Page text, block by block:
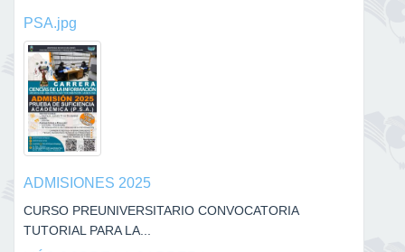
PSA.jpg
ADMISIONES 2025
CURSO PREUNIVERSITARIO CONVOCATORIA
TUTORIAL PARA LA...